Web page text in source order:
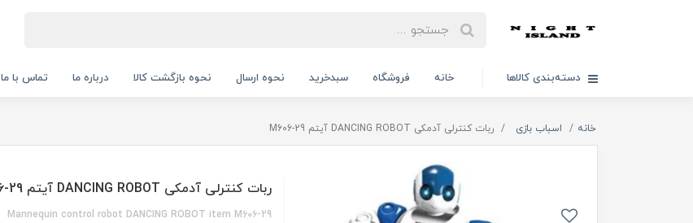
دسته‌بندی کالاها خانه فروشگاه سبدخرید نحوه ارسال نحوه بازگشت کالا درباره ما تماس با ما
خانه اسباب بازی ربات کنترلی آدمکی DANCING ROBOT آیتم M606-29
ربات کنترلی آدمکی DANCING ROBOT آیتم M606-29
Mannequin control robot DANCING ROBOT item M606-29